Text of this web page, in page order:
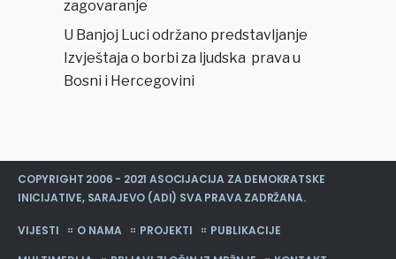
zagovaranje
U Banjoj Luci održano predstavljanje
Izvještaja o borbi za ljudska prava u
Bosni i Hercegovini
COPYRIGHT 2006 - 2021 ASOCIJACIJA ZA DEMOKRATSKE
INICIJATIVE, SARAJEVO (ADI) SVA PRAVA ZADRŽANA.
VIJESTI O NAMA PROJEKTI
PUBLIKACIJE